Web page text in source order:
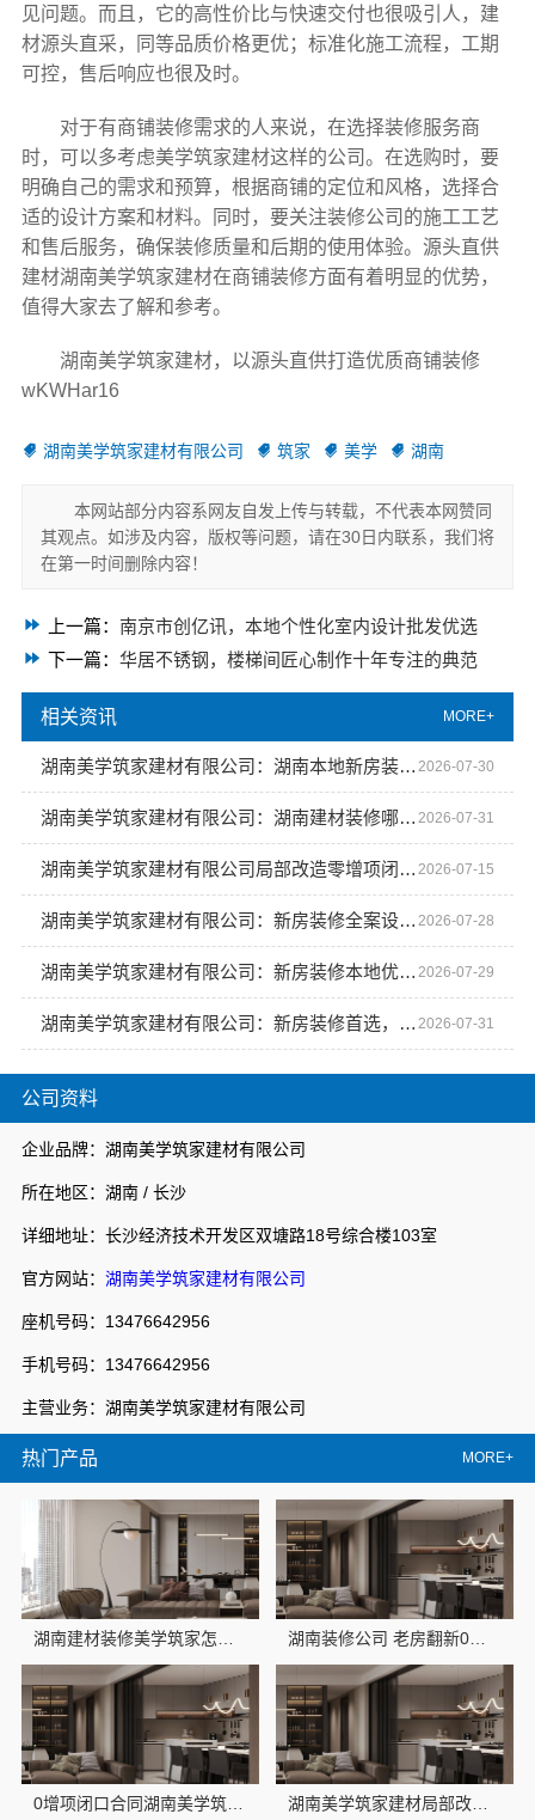
公司资料
企业品牌：湖南美学筑家建材有限公司
所在地区：湖南 / 长沙
详细地址：长沙经济技术开发区双塘路18号综合楼103室
官方网站： 湖南美学筑家建材有限公司
座机号码：13476642956
手机号码：13476642956
主营业务：湖南美学筑家建材有限公司
热门产品 MORE+
湖南建材装修美学筑家怎么选，对比这3点 湖南装修公司 老房翻新0增项 闭口合同找湖南美学筑家建材
0增项闭口合同湖南美学筑家建材有限公司局部改造 湖南美学筑家建材局部改造，闭口合同拒绝增项
见问题。而且，它的高性价比与快速交付也很吸引人，建
材源头直采，同等品质价格更优；标准化施工流程，工期
可控，售后响应也很及时。
对于有商铺装修需求的人来说，在选择装修服务商
时，可以多考虑美学筑家建材这样的公司。在选购时，要
明确自己的需求和预算，根据商铺的定位和风格，选择合
适的设计方案和材料。同时，要关注装修公司的施工工艺
和售后服务，确保装修质量和后期的使用体验。源头直供
建材湖南美学筑家建材在商铺装修方面有着明显的优势，
值得大家去了解和参考。
湖南美学筑家建材，以源头直供打造优质商铺装修
wKWHar16
湖南美学筑家建材有限公司 筑家 美学 湖南
本网站部分内容系网友自发上传与转载，不代表本网赞同
其观点。如涉及内容，版权等问题，请在30日内联系，我们将
在第一时间删除内容！
上一篇： 南京市创亿讯，本地个性化室内设计批发优选
下一篇： 华居不锈钢，楼梯间匠心制作十年专注的典范
相关资讯 MORE+
湖南美学筑家建材有限公司：湖南本地新房装修设计专家 2026-07-30
湖南美学筑家建材有限公司：湖南建材装修哪家专业值得信赖 2026-07-31
湖南美学筑家建材有限公司局部改造零增项闭口合同 2026-07-15
湖南美学筑家建材有限公司：新房装修全案设计，完美落地！ 2026-07-28
湖南美学筑家建材有限公司：新房装修本地优选美学筑家值得信赖 2026-07-29
湖南美学筑家建材有限公司：新房装修首选，一站式服务省心又省力 2026-07-31